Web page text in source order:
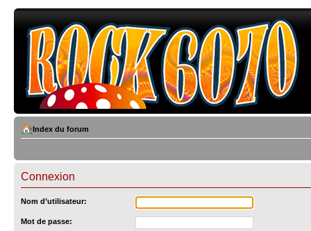
Index du forum
Connexion
Nom d’utilisateur:
Mot de passe: